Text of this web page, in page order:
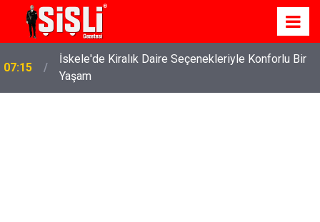
07:15
İskele'de Kiralık Daire Seçenekleriyle Konforlu Bir
Yaşam